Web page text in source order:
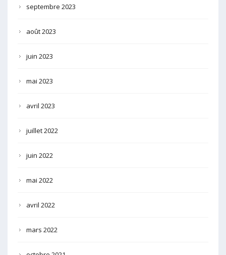
septembre 2023
août 2023
juin 2023
mai 2023
avril 2023
juillet 2022
juin 2022
mai 2022
avril 2022
mars 2022